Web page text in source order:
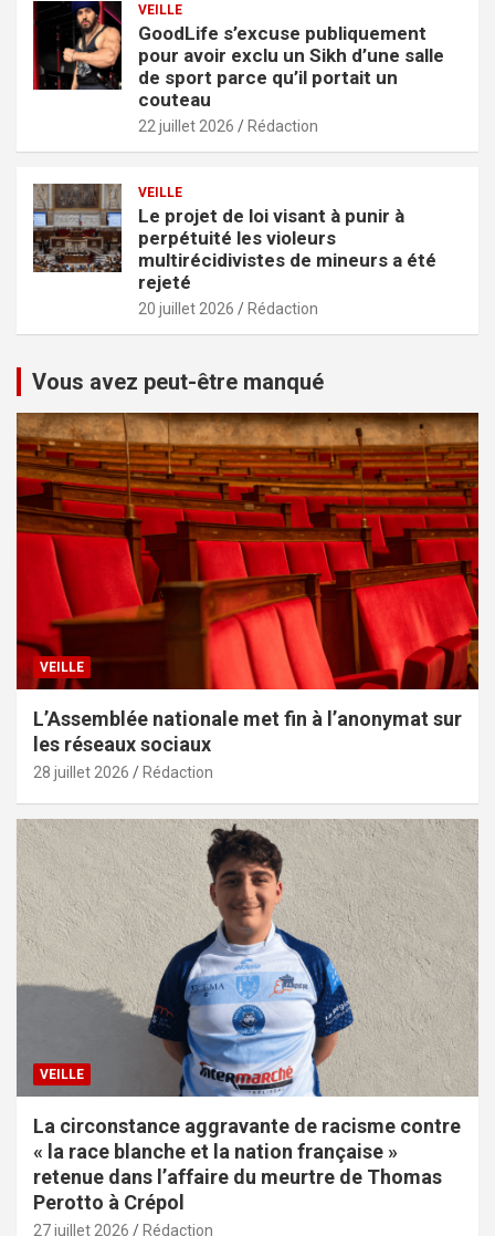
VEILLE
GoodLife s’excuse publiquement
pour avoir exclu un Sikh d’une salle
de sport parce qu’il portait un
couteau
22 juillet 2026 Rédaction
VEILLE
Le projet de loi visant à punir à
perpétuité les violeurs
multirécidivistes de mineurs a été
rejeté
20 juillet 2026 Rédaction
Vous avez peut-être manqué
VEILLE
L’Assemblée nationale met fin à l’anonymat sur
les réseaux sociaux
28 juillet 2026 Rédaction
VEILLE
La circonstance aggravante de racisme contre
« la race blanche et la nation française »
retenue dans l’affaire du meurtre de Thomas
Perotto à Crépol
27 juillet 2026 Rédaction